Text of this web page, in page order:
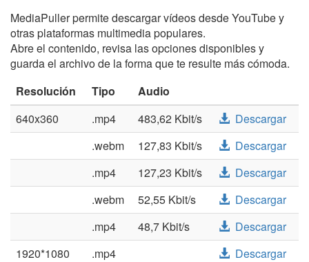
MediaPuller permite descargar vídeos desde YouTube y
otras plataformas multimedia populares.
Abre el contenido, revisa las opciones disponibles y
guarda el archivo de la forma que te resulte más cómoda.
Resolución
Tipo
Audio
640x360
.mp4 483,62 Kbit/s
Descargar
.webm
127,83 Kbit/s
Descargar
.mp4
127,23 Kbit/s
Descargar
.webm
52,55 Kbit/s
Descargar
.mp4
48,7 Kbit/s
Descargar
1920*1080
.mp4
Descargar